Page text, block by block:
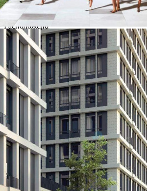
Адрес
Шарикоподшипниковская улица, д.11стр8
Расположено
Этаж
Предлагается
Продажа
Желаемый / подходящий вид деятельности
Не указано
Назначение
Не указано
Размер площади (м2)
3.7
Цена за помещение
839 175 руб.
О помещении